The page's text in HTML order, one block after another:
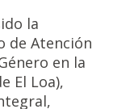
la
de Atención
en la
El Loa),